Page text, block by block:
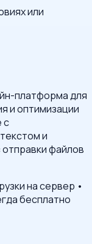
или
платформа для
и оптимизации
с
и
отправки файлов
на сервер •
бесплатно